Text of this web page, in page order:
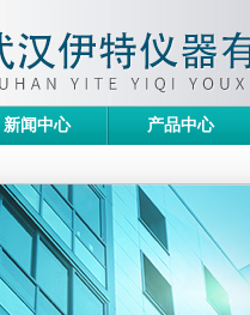
新闻中心 产品中心